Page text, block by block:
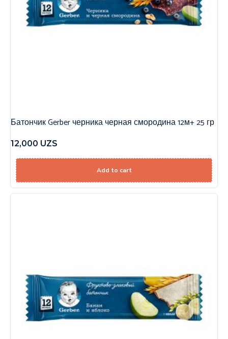
Батончик Gerber черника черная смородина 12м+ 25 гр
12,000 UZS
Add to cart